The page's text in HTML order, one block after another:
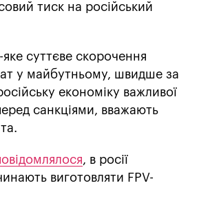
тиск на російський
суттєве скорочення
у майбутньому, швидше за
економіку важливої
санкціями, вважають
, в росії
виготовляти FPV-